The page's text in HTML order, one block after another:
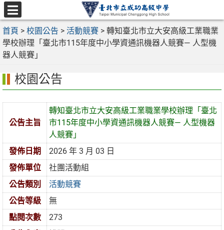
跳
至
主
要
內
選
單
首頁 > 校園公告 > 活動競賽 > 轉知臺北市立大安高級工業職業
學校辦理「臺北市115年度中小學資通訊機器人競賽— 人型機
器人競賽」
校園公告
公告主旨
轉知臺北市立大安高級工業職業學校辦理「臺北
市115年度中小學資通訊機器人競賽— 人型機器
人競賽」
發佈日期
2026 年 3 月 03 日
發佈單位
社團活動組
公告類別
活動競賽
公告等級
無
點閱次數
273